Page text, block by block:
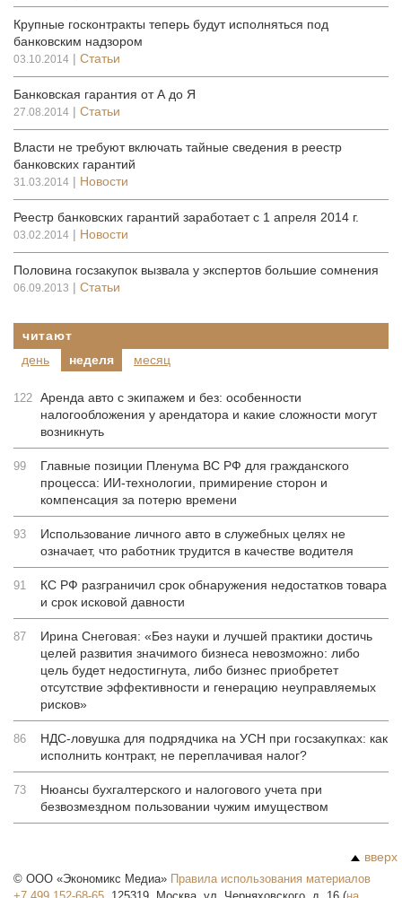
Крупные госконтракты теперь будут исполняться под
банковским надзором
03.10.2014 | Статьи
Банковская гарантия от А до Я
27.08.2014 | Статьи
Власти не требуют включать тайные сведения в реестр
банковских гарантий
31.03.2014 | Новости
Реестр банковских гарантий заработает с 1 апреля 2014 г.
03.02.2014 | Новости
Половина госзакупок вызвала у экспертов большие сомнения
06.09.2013 | Статьи
читают
день
неделя месяц
122 Аренда авто с экипажем и без: особенности
налогообложения у арендатора и какие сложности могут
возникнуть
99
Главные позиции Пленума ВС РФ для гражданского
процесса: ИИ-технологии, примирение сторон и
компенсация за потерю времени
93
Использование личного авто в служебных целях не
означает, что работник трудится в качестве водителя
91
КС РФ разграничил срок обнаружения недостатков товара
и срок исковой давности
87
Ирина Снеговая: «Без науки и лучшей практики достичь
целей развития значимого бизнеса невозможно: либо
цель будет недостигнута, либо бизнес приобретет
отсутствие эффективности и генерацию неуправляемых
рисков»
86
НДС-ловушка для подрядчика на УСН при госзакупках: как
исполнить контракт, не переплачивая налог?
73
Нюансы бухгалтерского и налогового учета при
безвозмездном пользовании чужим имуществом
вверх
© ООО «Экономикс Медиа» Правила использования материалов